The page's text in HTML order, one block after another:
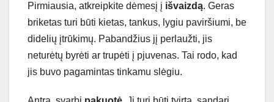
Pirmiausia, atkreipkite dėmesį į išvaizdą. Geras
briketas turi būti kietas, tankus, lygiu paviršiumi, be
didelių įtrūkimų. Pabandžius jį perlaužti, jis
neturėtų byrėti ar trupėti į pjuvenas. Tai rodo, kad
jis buvo pagamintas tinkamu slėgiu.